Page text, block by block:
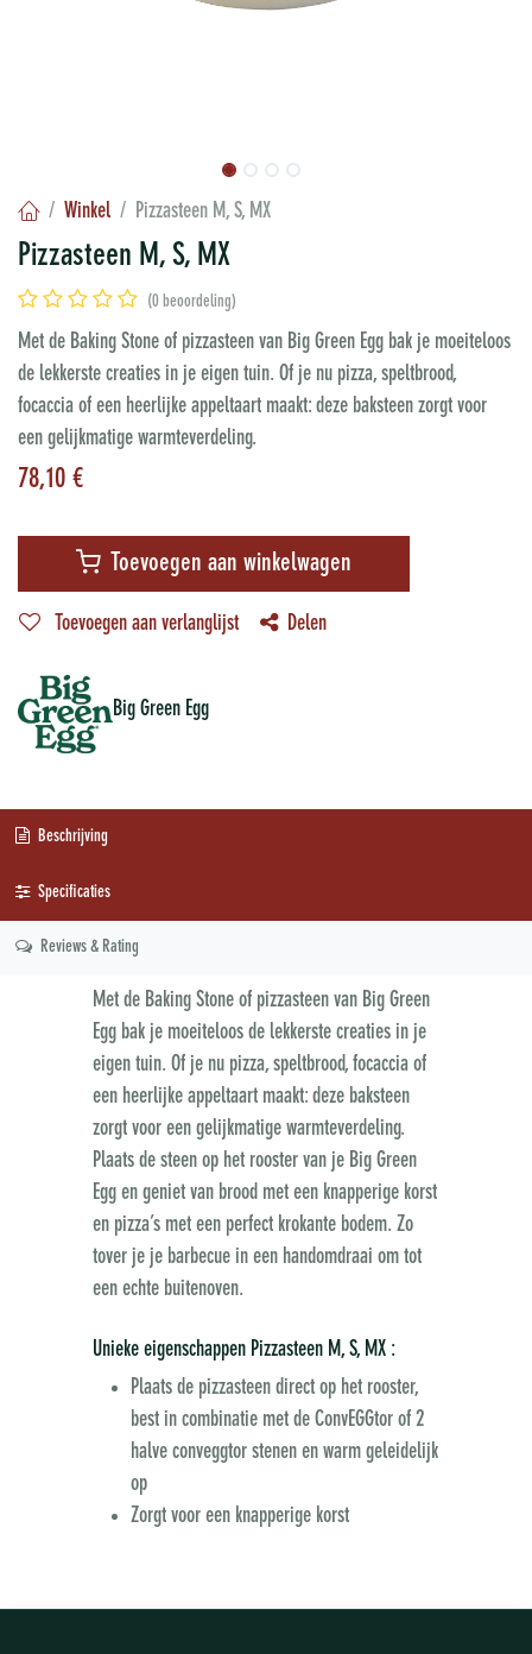
Winkel Pizzasteen M, S, MX
Pizzasteen M, S, MX
(0 beoordeling)
Met de Baking Stone of pizzasteen van Big Green Egg bak je moeiteloos
de lekkerste creaties in je eigen tuin. Of je nu pizza, speltbrood,
focaccia of een heerlijke appeltaart maakt: deze baksteen zorgt voor
een gelijkmatige warmteverdeling.
78,10 €
Toevoegen aan winkelwagen
Toevoegen aan verlanglijst Delen
Big Green Egg
Beschrijving
Specificaties
Reviews & Rating
Met de Baking Stone of pizzasteen van Big Green
Egg bak je moeiteloos de lekkerste creaties in je
eigen tuin. Of je nu pizza, speltbrood, focaccia of
een heerlijke appeltaart maakt: deze baksteen
zorgt voor een gelijkmatige warmteverdeling.
Plaats de steen op het rooster van je Big Green
Egg en geniet van brood met een knapperige korst
en pizza’s met een perfect krokante bodem. Zo
tover je je barbecue in een handomdraai om tot
een echte buitenoven.
Unieke eigenschappen Pizzasteen M, S, MX :
Plaats de pizzasteen direct op het rooster,
best in combinatie met de ConvEGGtor of 2
halve conveggtor stenen en warm geleidelijk
op
Zorgt voor een knapperige korst